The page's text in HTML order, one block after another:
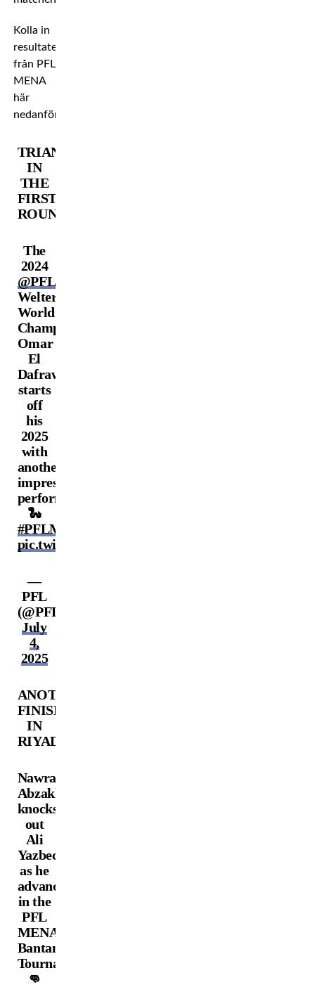
Kolla in
resultaten
från PFL
MENA
här
nedanför!
TRIANGLE
IN
THE
FIRST
ROUND!
The
2024
@PFLMENA
Welterweight
World
Champion
Omar
El
Dafrawy
starts
off
his
2025
with
another
impressive
performance!
🐍
#PFLMENA
pic.twitter.com/L21SPG4UG3
—
PFL
(@PFLMMA)
July
4,
2025
ANOTHER
FINISH
IN
RIYADH!
Nawras
Abzakh
knocks
out
Ali
Yazbeck
as he
advances
in the
PFL
MENA
Bantamweight
Tournament
👊